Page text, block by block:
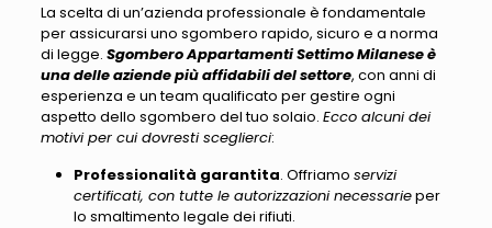
La scelta di un’azienda professionale è fondamentale
per assicurarsi uno sgombero rapido, sicuro e a norma
di legge. Sgombero Appartamenti Settimo Milanese è
una delle aziende più affidabili del settore, con anni di
esperienza e un team qualificato per gestire ogni
aspetto dello sgombero del tuo solaio. Ecco alcuni dei
motivi per cui dovresti sceglierci:
Professionalità garantita. Offriamo servizi
certificati, con tutte le autorizzazioni necessarieper
lo smaltimento legale dei rifiuti.